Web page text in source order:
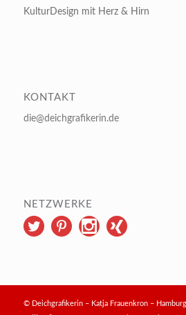
KulturDesign mit Herz & Hirn
KONTAKT
die@deichgrafikerin.de
NETZWERKE
© Deichgrafikerin – Katja Frauenkron –